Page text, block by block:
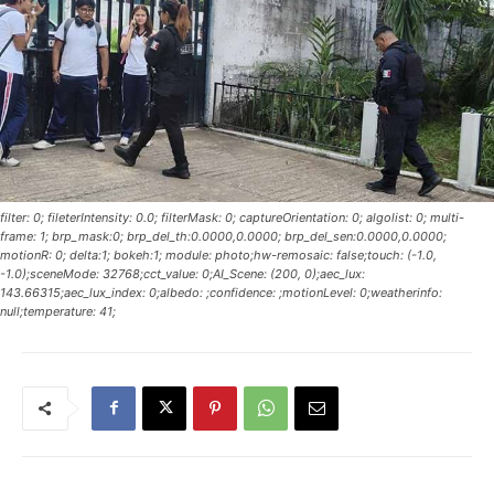
filter: 0; fileterIntensity: 0.0; filterMask: 0; captureOrientation: 0; algolist: 0; multi-
frame: 1; brp_mask:0; brp_del_th:0.0000,0.0000; brp_del_sen:0.0000,0.0000;
motionR: 0; delta:1; bokeh:1; module: photo;hw-remosaic: false;touch: (-1.0,
-1.0);sceneMode: 32768;cct_value: 0;AI_Scene: (200, 0);aec_lux:
143.66315;aec_lux_index: 0;albedo: ;confidence: ;motionLevel: 0;weatherinfo:
null;temperature: 41;